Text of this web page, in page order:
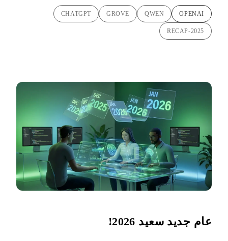
OPENAI
QWEN
GROVE
CHATGPT
RECAP-2025
عام جديد سعيد 2026!